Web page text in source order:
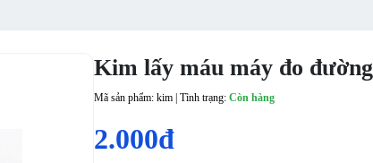
Kim lấy máu máy đo
Mã sản phẩm: kim | Tình trạng:Còn hàng
2.000đ